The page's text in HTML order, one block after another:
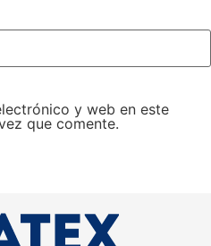
y web en este
que comente.